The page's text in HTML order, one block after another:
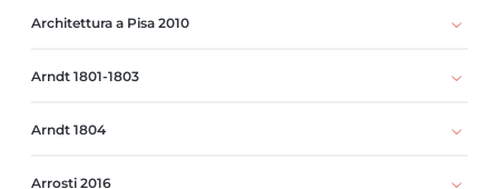
Architettura a Pisa 2010
Arndt 1801-1803
Arndt 1804
Arrosti 2016